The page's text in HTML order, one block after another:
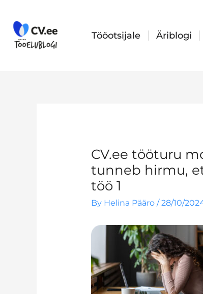
content
Tööotsijale Äriblogi
CV.ee tööturu
tunneb hirmu,
töö 1
By Helina Pääro /28/10/